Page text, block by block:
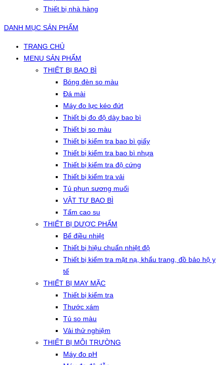
Thiết bị nhà hàng
DANH MỤC SẢN PHẨM
TRANG CHỦ
MENU SẢN PHẨM
THIẾT BỊ BAO BÌ
Bóng đèn so màu
Đá mài
Máy đo lực kéo đứt
Thiết bị đo độ dày bao bì
Thiết bị so màu
Thiết bị kiểm tra bao bì giấy
Thiết bị kiểm tra bao bì nhựa
Thiết bị kiểm tra độ cứng
Thiết bị kiểm tra vải
Tủ phun sương muối
VẬT TƯ BAO BÌ
Tấm cao su
THIẾT BỊ DƯỢC PHẨM
Bể điều nhiệt
Thiết bị hiệu chuẩn nhiệt độ
Thiết bị kiểm tra mặt nạ, khẩu trang, đồ bảo hộ y
tế
THIẾT BỊ MAY MẶC
Thiết bị kiểm tra
Thước xám
Tủ so màu
Vải thử nghiệm
THIẾT BỊ MÔI TRƯỜNG
Máy đo pH